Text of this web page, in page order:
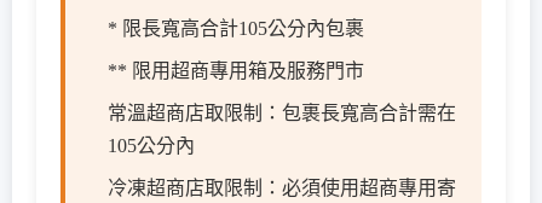
* 限長寬高合計105公分內包裹
** 限用超商專用箱及服務門市
常溫超商店取限制：包裹長寬高合計需在
105公分內
冷凍超商店取限制：必須使用超商專用寄